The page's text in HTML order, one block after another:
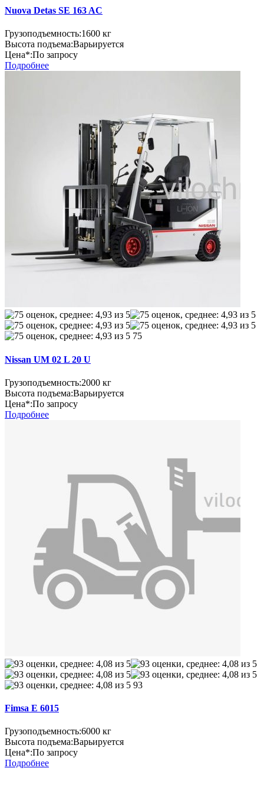
Nuova Detas SE 163 AC
Грузоподъемность:1600 кг
Высота подъема:Варьируется
Цена*:По запросу
Подробнее
75
Nissan UM 02 L 20 U
Грузоподъемность:2000 кг
Высота подъема:Варьируется
Цена*:По запросу
Подробнее
93
Fimsa E 6015
Грузоподъемность:6000 кг
Высота подъема:Варьируется
Цена*:По запросу
Подробнее